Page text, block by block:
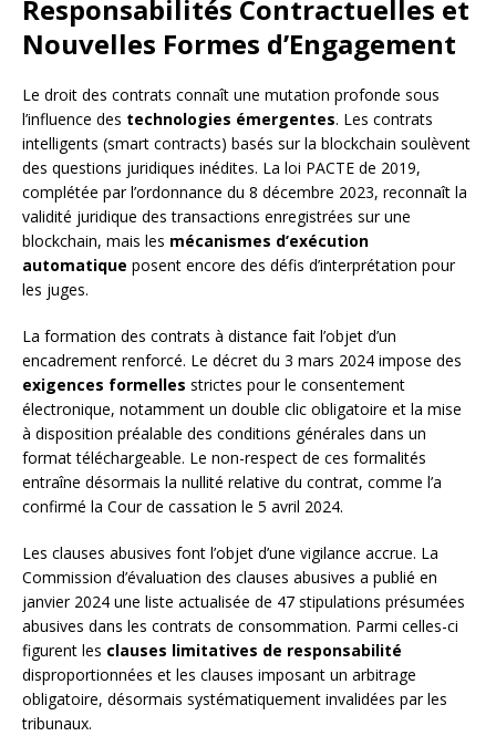
Responsabilités Contractuelles et
Nouvelles Formes d’Engagement
Le droit des contrats connaît une mutation profonde sous
l’influence des technologies émergentes. Les contrats
intelligents (smart contracts) basés sur la blockchain soulèvent
des questions juridiques inédites. La loi PACTE de 2019,
complétée par l’ordonnance du 8 décembre 2023, reconnaît la
validité juridique des transactions enregistrées sur une
blockchain, mais les mécanismes d’exécution
automatique posent encore des défis d’interprétation pour
les juges.
La formation des contrats à distance fait l’objet d’un
encadrement renforcé. Le décret du 3 mars 2024 impose des
exigences formelles strictes pour le consentement
électronique, notamment un double clic obligatoire et la mise
à disposition préalable des conditions générales dans un
format téléchargeable. Le non-respect de ces formalités
entraîne désormais la nullité relative du contrat, comme l’a
confirmé la Cour de cassation le 5 avril 2024.
Les clauses abusives font l’objet d’une vigilance accrue. La
Commission d’évaluation des clauses abusives a publié en
janvier 2024 une liste actualisée de 47 stipulations présumées
abusives dans les contrats de consommation. Parmi celles-ci
figurent les clauses limitatives de responsabilité
disproportionnées et les clauses imposant un arbitrage
obligatoire, désormais systématiquement invalidées par les
tribunaux.